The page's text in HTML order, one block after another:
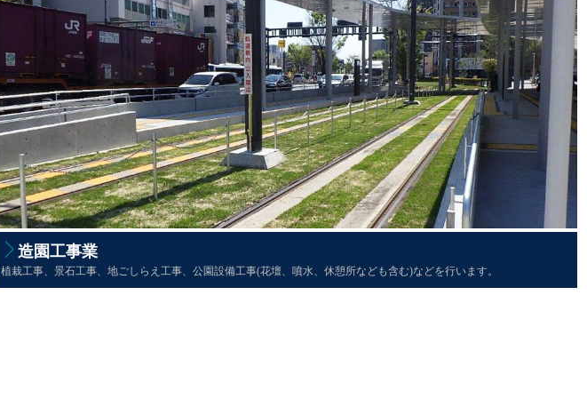
造園工事業
植栽工事、景石工事、地ごしらえ工事、公園設備工事(花壇、噴水、休憩所なども含む)などを行います。